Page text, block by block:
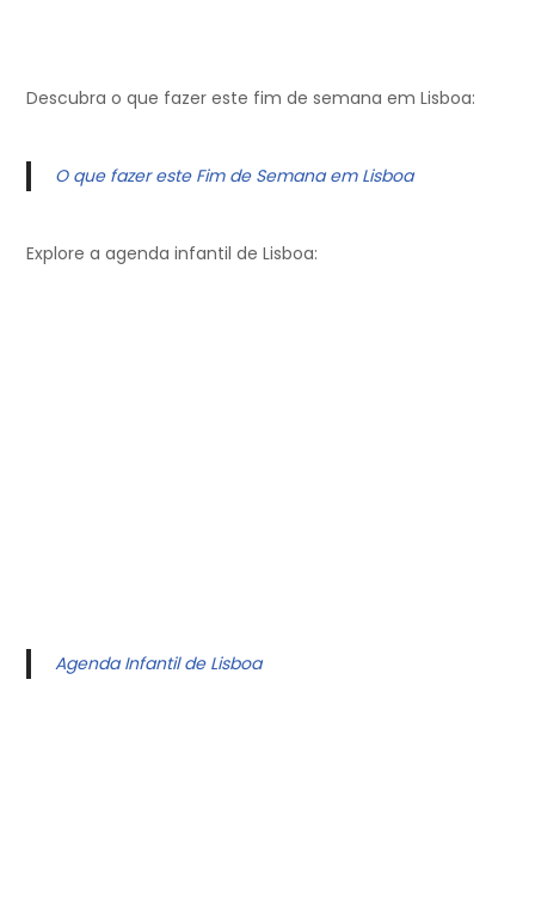
Descubra o que fazer este fim de semana em Lisboa:
O que fazer este Fim de Semana em Lisboa
Explore a agenda infantil de Lisboa:
Agenda Infantil de Lisboa